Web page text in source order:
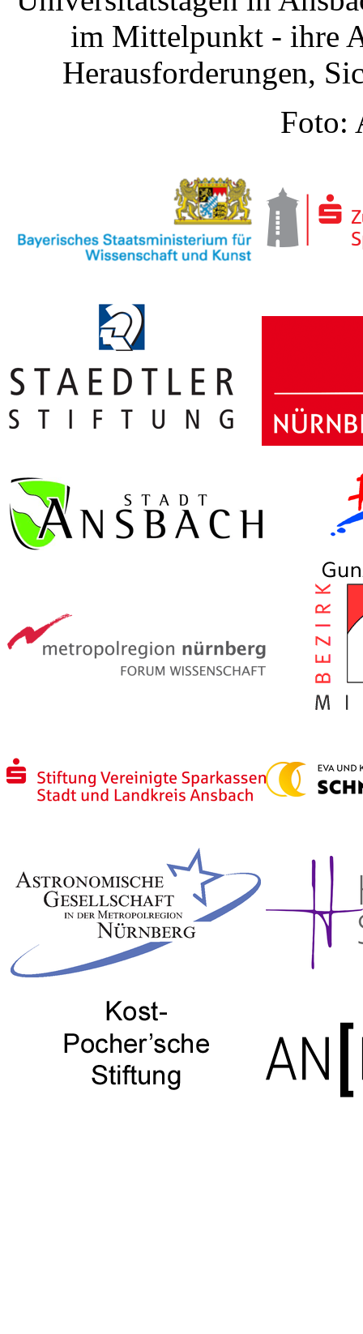
im Mittelpunkt - ihre
Herausforderungen,
Foto: